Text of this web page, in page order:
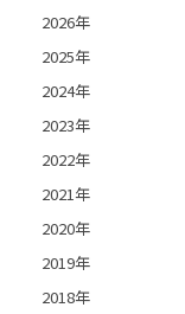
2026年
2025年
2024年
2023年
2022年
2021年
2020年
2019年
2018年